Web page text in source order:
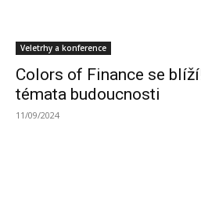
Veletrhy a konference
Colors of Finance se
témata budoucnosti
11/09/2024